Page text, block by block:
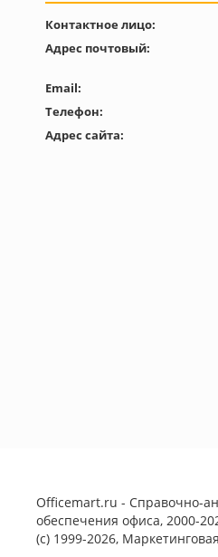
Контактное лицо:
Адрес почтовый:
Email:
Телефон:
Адрес сайта:
Officemart.ru - Справочно-
обеспечения офиса, 2000-
(с) 1999-2026,